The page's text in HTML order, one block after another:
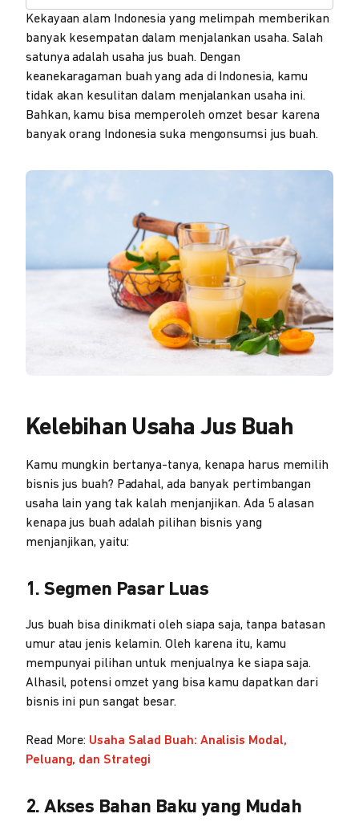
Kekayaan alam Indonesia yang melimpah memberikan
banyak kesempatan dalam menjalankan usaha. Salah
satunya adalah usaha jus buah. Dengan
keanekaragaman buah yang ada di Indonesia, kamu
tidak akan kesulitan dalam menjalankan usaha ini.
Bahkan, kamu bisa memperoleh omzet besar karena
banyak orang Indonesia suka mengonsumsi jus buah.
Kelebihan Usaha Jus Buah
Kamu mungkin bertanya-tanya, kenapa harus memilih
bisnis jus buah? Padahal, ada banyak pertimbangan
usaha lain yang tak kalah menjanjikan. Ada 5 alasan
kenapa jus buah adalah pilihan bisnis yang
menjanjikan, yaitu:
1. Segmen Pasar Luas
Jus buah bisa dinikmati oleh siapa saja, tanpa batasan
umur atau jenis kelamin. Oleh karena itu, kamu
mempunyai pilihan untuk menjualnya ke siapa saja.
Alhasil, potensi omzet yang bisa kamu dapatkan dari
bisnis ini pun sangat besar.
Read More: Usaha Salad Buah: Analisis Modal,
Peluang, dan Strategi
2. Akses Bahan Baku yang Mudah